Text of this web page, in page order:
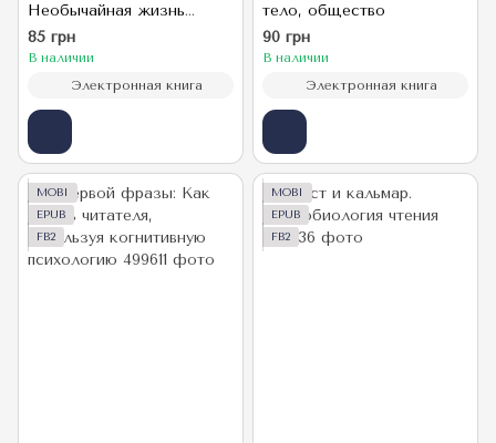
Необычайная жизнь
ученого среди павианов
85 грн
В наличии
Электронная книга
тело, общество
90 грн
В наличии
Электронная книга
MOBI
EPUB
FB2
MOBI
EPUB
FB2